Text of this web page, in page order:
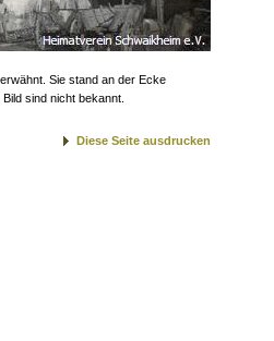
Sie stand an der Ecke
sind nicht bekannt.
Diese Seite ausdrucken